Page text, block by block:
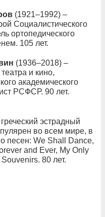
(1921–1992) –
Социалистического
ортопедического
105 лет.
(1936–2018) –
и кино,
академического
РСФСР. 90 лет.
эстрадный
во всем мире, в
песен: We Shall Dance,
and Ever, My Only
80 лет.